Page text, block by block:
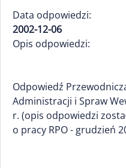
Data odpowiedzi:
2002-12-06
Opis odpowiedzi:
Odpowiedź
Administracji i Spraw
r. (opis odpowiedzi
o pracy RPO - grudzień